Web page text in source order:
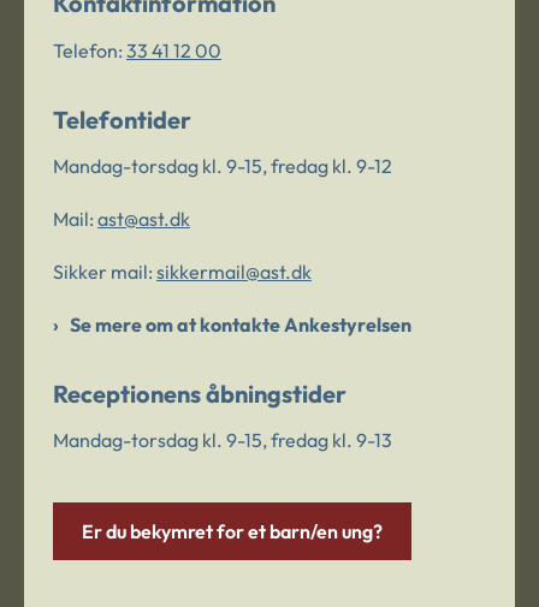
Telefon: 33 41 12 00
Telefontider
Mandag-torsdag kl. 9-15, fredag kl. 9-12
Mail: ast@ast.dk
Sikker mail: sikkermail@ast.dk
Se mere om at kontakte Ankestyrelsen
Receptionens åbningstider
Mandag-torsdag kl. 9-15, fredag kl. 9-13
Er du bekymret for et barn/en ung?